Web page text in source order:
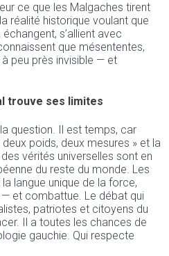
ce que les Malgaches tirent
réalité historique voulant que
s’allient avec
que mésententes,
peu près invisible — et
trouve ses limites
question. Il est temps, car
poids, deux mesures » et la
vérités universelles sont en
du reste du monde. Les
langue unique de la force,
et combattue. Le débat qui
patriotes et citoyens du
Il a toutes les chances de
gauchie. Qui respecte